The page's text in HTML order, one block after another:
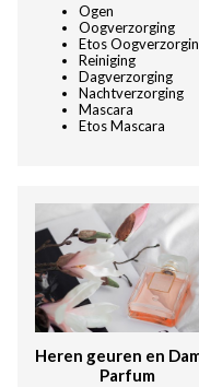
Ogen
Oogverzorging
Etos
Reiniging
Dagverzorging
Nachtverzorging
Mascara
Etos Mascara
Heren geuren en
Parfum